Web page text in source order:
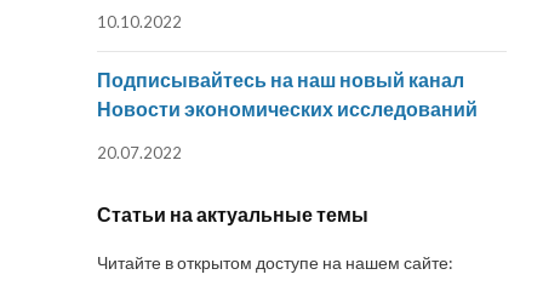
10.10.2022
Подписывайтесь на наш новый канал
Новости экономических исследований
20.07.2022
Статьи на актуальные темы
Читайте в открытом доступе на нашем сайте: